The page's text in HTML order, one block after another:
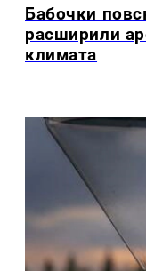
Бабочки
расширили
климата